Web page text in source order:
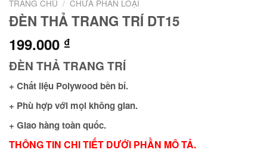
TRANG CHỦ / CHƯA PHÂN LOẠI
ĐÈN THẢ TRANG TRÍ DT15
199.000 ₫
ĐÈN THẢ TRANG TRÍ
+ Chất liệu Polywood bền bỉ.
+ Phù hợp với mọi không gian.
+ Giao hàng toàn quốc.
THÔNG TIN CHI TIẾT DƯỚI PHẦN MÔ TẢ.